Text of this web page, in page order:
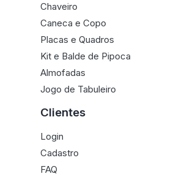
Chaveiro
Caneca e Copo
Placas e Quadros
Kit e Balde de Pipoca
Almofadas
Jogo de Tabuleiro
Clientes
Login
Cadastro
FAQ